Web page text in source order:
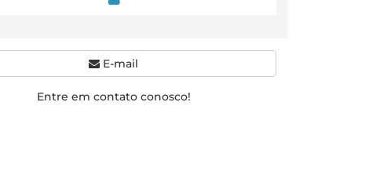
E-mail
Entre em contato conosco!